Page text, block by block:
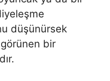
düşünürsek
bir